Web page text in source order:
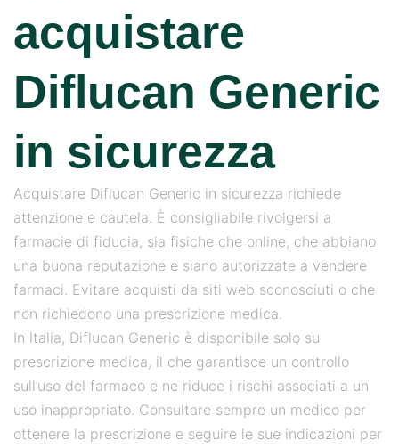
acquistare
Diflucan Generic
in sicurezza
Acquistare Diflucan Generic in sicurezza richiede
attenzione e cautela. È consigliabile rivolgersi a
farmacie di fiducia, sia fisiche che online, che abbiano
una buona reputazione e siano autorizzate a vendere
farmaci. Evitare acquisti da siti web sconosciuti o che
non richiedono una prescrizione medica.
In Italia, Diflucan Generic è disponibile solo su
prescrizione medica, il che garantisce un controllo
sull’uso del farmaco e ne riduce i rischi associati a un
uso inappropriato. Consultare sempre un medico per
ottenere la prescrizione e seguire le sue indicazioni per